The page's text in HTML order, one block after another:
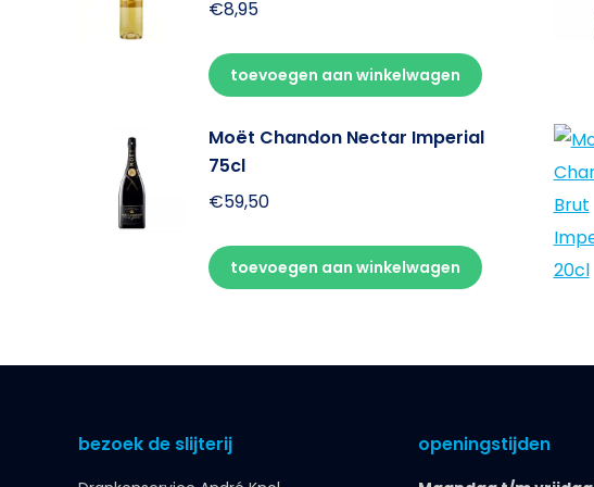
€8,95
toevoegen aan winkelwagen
Moët Chandon Nectar Imperial
75cl
€59,50
toevoegen aan winkelwagen
bezoek de slijterij openingstijden